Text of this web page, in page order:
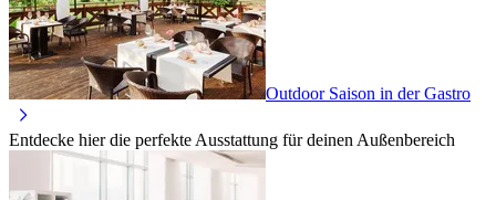
Outdoor Saison in der Gastro
Entdecke hier die perfekte Ausstattung für deinen Außenbereich